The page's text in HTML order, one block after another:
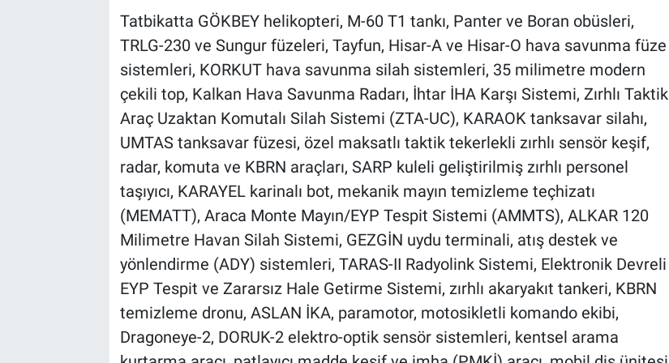
Tatbikatta GÖKBEY helikopteri, M-60 T1 tankı, Panter ve Boran obüsleri,
TRLG-230 ve Sungur füzeleri, Tayfun, Hisar-A ve Hisar-O hava savunma füze
sistemleri, KORKUT hava savunma silah sistemleri, 35 milimetre modern
çekili top, Kalkan Hava Savunma Radarı, İhtar İHA Karşı Sistemi, Zırhlı Taktik
Araç Uzaktan Komutalı Silah Sistemi (ZTA-UC), KARAOK tanksavar silahı,
UMTAS tanksavar füzesi, özel maksatlı taktik tekerlekli zırhlı sensör keşif,
radar, komuta ve KBRN araçları, SARP kuleli geliştirilmiş zırhlı personel
taşıyıcı, KARAYEL karinalı bot, mekanik mayın temizleme teçhizatı
(MEMATT), Araca Monte Mayın/EYP Tespit Sistemi (AMMTS), ALKAR 120
Milimetre Havan Silah Sistemi, GEZGİN uydu terminali, atış destek ve
yönlendirme (ADY) sistemleri, TARAS-II Radyolink Sistemi, Elektronik Devreli
EYP Tespit ve Zararsız Hale Getirme Sistemi, zırhlı akaryakıt tankeri, KBRN
temizleme dronu, ASLAN İKA, paramotor, motosikletli komando ekibi,
Dragoneye-2, DORUK-2 elektro-optik sensör sistemleri, kentsel arama